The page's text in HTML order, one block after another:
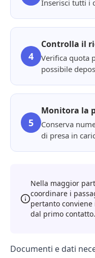
Inserisci tutti i
4
Controlla il
Verifica quota
possibile
5
Monitora la
Conserva
di presa in
Nella maggior
coordinare i
pertanto
dal primo contatto.
Documenti e dati